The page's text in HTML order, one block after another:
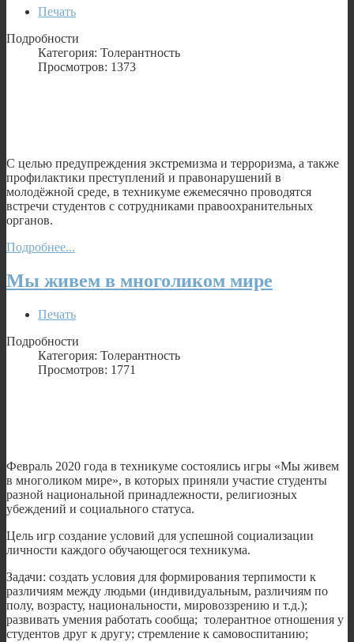
Печать
Подробности
Категория: Толерантность
Просмотров: 1373
С целью предупреждения экстремизма и терроризма, а также
профилактики преступлений и правонарушений в
молодёжной среде, в техникуме ежемесячно проводятся
встречи студентов с сотрудниками правоохранительных
органов.
Подробнее...
Мы живем в многоликом мире
Печать
Подробности
Категория: Толерантность
Просмотров: 1771
Февраль 2020 года в техникуме состоялись игры «Мы живем
в многоликом мире», в которых приняли участие студенты
разной национальной принадлежности, религиозных
убеждений и социального статуса.
Цель игр создание условий для успешной социализации
личности каждого обучающегося техникума.
Задачи: создать условия для формирования терпимости к
различиям между людьми (индивидуальным, различиям по
полу, возрасту, национальности, мировоззрению и т.д.);
развивать умения работать сообща; толерантное отношения у
студентов друг к другу; стремление к самовоспитанию;